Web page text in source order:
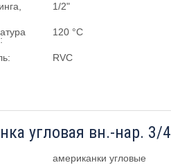
1/2"
120 °C
RVC
угловая вн.-нар. 3/4
американки угловые